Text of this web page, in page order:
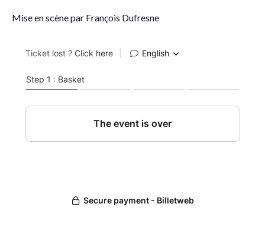
Mise en scène par François Dufresne